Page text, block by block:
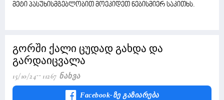
მეტი პასუხისმგებლობით მოეკიდეთ ნებისმიერ საკითხს.
გორში ქალი ცუდად გახდა და
გარდაიცვალა
15/10/24 11267 Ნახვა
Facebook-Ზე Გაზიარება